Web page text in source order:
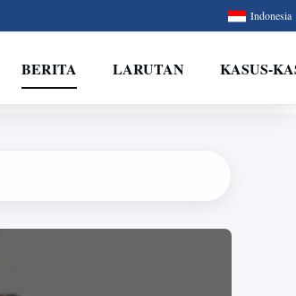
Indonesia
BERITA LARUTAN KASUS-